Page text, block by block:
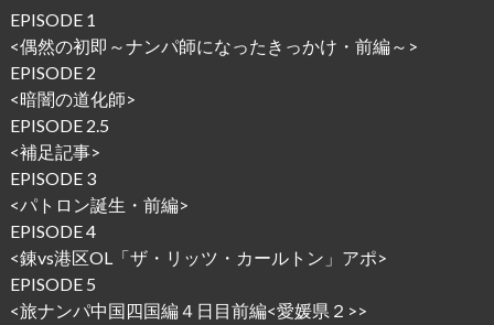
EPISODE 1
<偶然の初即～ナンパ師になったきっかけ・前編～ >
EPISODE 2
<暗闇の道化師>
EPISODE 2.5
<補足記事>
EPISODE 3
<パトロン誕生・前編>
EPISODE 4
<錬vs港区OL「ザ・リッツ・カールトン」アポ>
EPISODE 5
<旅ナンパ中国四国編４日目前編<愛媛県２>>